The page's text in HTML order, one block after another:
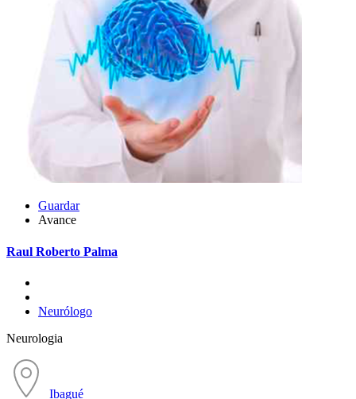
Guardar
Avance
Raul Roberto Palma
Neurólogo
Neurologia
Ibagué